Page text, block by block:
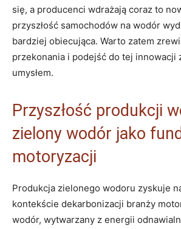
się, a producenci wdrażają coraz to
przyszłość ​samochodów na wodór
bardziej obiecująca. Warto zatem
przekonania i ⁤podejść do tej innowacji
umysłem.
Przyszłość ⁣produkcji
zielony ‍wodór jako
motoryzacji
Produkcja zielonego wodoru⁤ zyskuje
kontekście dekarbonizacji branży
wodór, wytwarzany ​z​ energii